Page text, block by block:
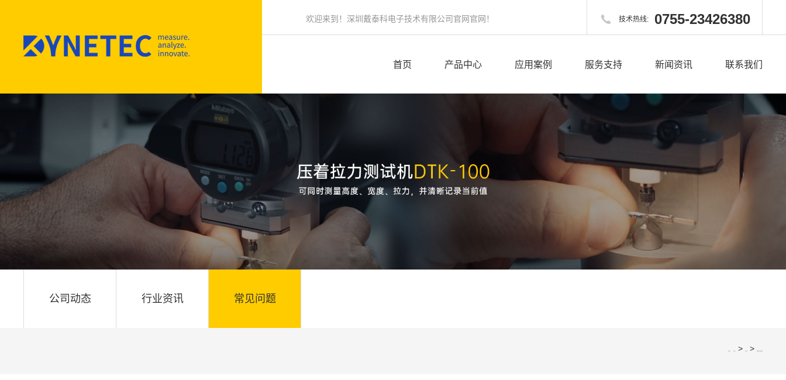
欢迎来到！深圳戴泰科电子技术有限公司官网官网！  技术热线: 0755-23426380
首页 产品中心 应用案例 服务支持 新闻资讯 联系我们
公司动态 行业资讯 常见问题
> >